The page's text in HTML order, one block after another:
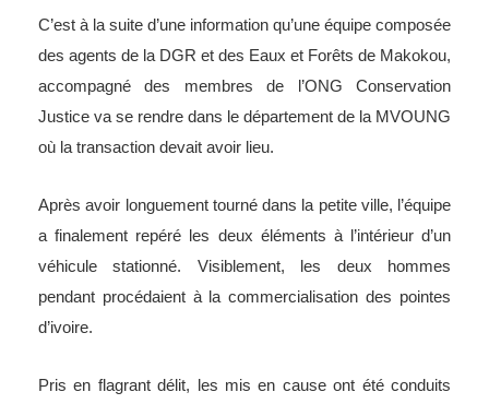
C’est à la suite d’une information qu’une équipe composée
des agents de la DGR et des Eaux et Forêts de Makokou,
accompagné des membres de l’ONG Conservation
Justice va se rendre dans le département de la MVOUNG
où la transaction devait avoir lieu.
Après avoir longuement tourné dans la petite ville, l’équipe
a finalement repéré les deux éléments à l’intérieur d’un
véhicule stationné. Visiblement, les deux hommes
pendant procédaient à la commercialisation des pointes
d’ivoire.
Pris en flagrant délit, les mis en cause ont été conduits